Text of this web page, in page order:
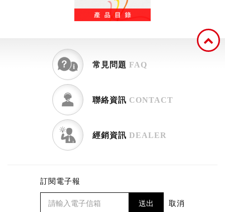
常見問題 FAQ
聯絡資訊 CONTACT
經銷資訊 DEALER
訂閱電子報
送出 取消